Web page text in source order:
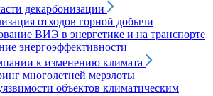
декарбонизации
отходов горной добычи
ВИЭ в энергетике и на транспорте
энергоэффективности
к изменению климата
многолетней мерзлоты
объектов климатическим